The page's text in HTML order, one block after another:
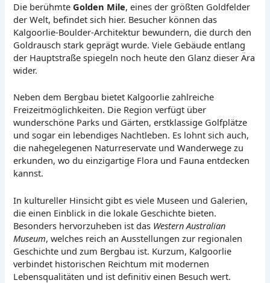
Die berühmteGolden Mile, eines der größten Goldfelder
der Welt, befindet sich hier. Besucher können das
Kalgoorlie-Boulder-Architektur bewundern, die durch den
Goldrausch stark geprägt wurde. Viele Gebäude entlang
der Hauptstraße spiegeln noch heute den Glanz dieser Ära
wider.
Neben dem Bergbau bietet Kalgoorlie zahlreiche
Freizeitmöglichkeiten. Die Region verfügt über
wunderschöne Parks und Gärten, erstklassige Golfplätze
und sogar ein lebendiges Nachtleben. Es lohnt sich auch,
die nahegelegenen Naturreservate und Wanderwege zu
erkunden, wo du einzigartige Flora und Fauna entdecken
kannst.
In kultureller Hinsicht gibt es viele Museen und Galerien,
die einen Einblick in die lokale Geschichte bieten.
Besonders hervorzuheben ist das Western Australian
Museum, welches reich an Ausstellungen zur regionalen
Geschichte und zum Bergbau ist. Kurzum, Kalgoorlie
verbindet historischen Reichtum mit modernen
Lebensqualitäten und ist definitiv einen Besuch wert.